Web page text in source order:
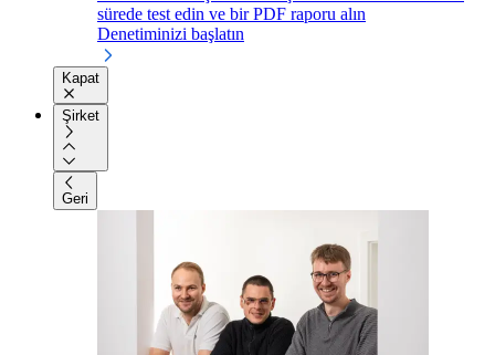
sürede test edin ve bir PDF raporu alın
Denetiminizi başlatın
Kapat
Şirket
Geri